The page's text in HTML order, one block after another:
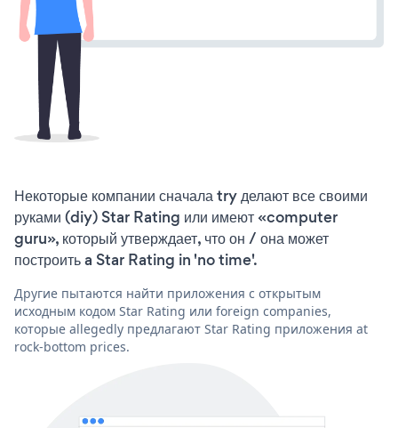
Некоторые компании сначала try делают все своими
руками (diy) Star Rating или имеют «computer
guru», который утверждает, что он / она может
построить a Star Rating in 'no time'.
Другие пытаются найти приложения с открытым
исходным кодом Star Rating или foreign companies,
которые allegedly предлагают Star Rating приложения at
rock-bottom prices.